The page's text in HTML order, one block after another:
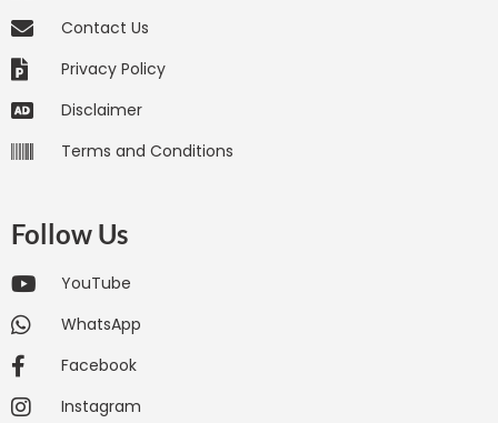
Contact Us
Privacy Policy
Disclaimer
Terms and Conditions
Follow Us
YouTube
WhatsApp
Facebook
Instagram